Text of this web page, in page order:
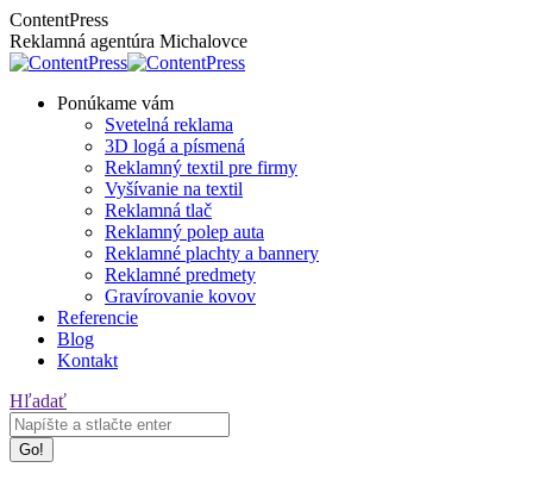
Skip
to
content
Facebook
page
opens
new
Instagram
page
opens
new
ContentPress
Reklamná agentúra Michalovce
Ponúkame vám
Svetelná reklama
3D logá a písmená
Reklamný textil pre firmy
Vyšívanie na textil
Reklamná tlač
Reklamný polep auta
Reklamné plachty a bannery
Reklamné predmety
Gravírovanie kovov
Referencie
Blog
Kontakt
Search:
Hľadať